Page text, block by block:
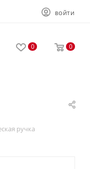
ВОЙТИ
0 0
ручка